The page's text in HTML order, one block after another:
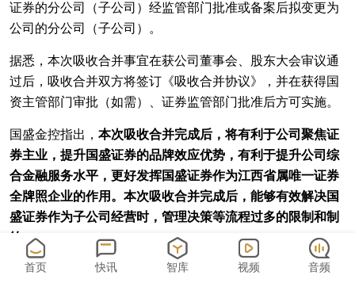
证券的分公司（子公司）经监管部门批准或备案后拟变更为
公司的分公司（子公司）。
据悉，本次吸收合并事宜在获公司董事会、股东大会审议通
过后，吸收合并双方将签订《吸收合并协议》，并在获得国
资主管部门审批（如需）、证券监管部门批准后方可实施。
国盛金控指出， 本次吸收合并完成后，将有利于公司聚焦证
券主业，提升国盛证券的品牌效应优势，有利于提升公司综
合金融服务水平，更好发挥国盛证券作为江西省属唯一证券
全牌照企业的作用。本次吸收合并完成后，能够有效解决国
盛证券作为子公司经营时，管理决策等流程过多的限制和制
约。
同时，公司的管理层级将减少，将在节约管理成本的同时有
首页 快讯 智库 视频 音频